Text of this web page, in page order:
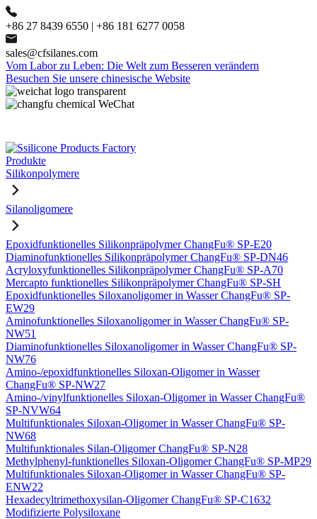
+86 27 8439 6550 | +86 181 6277 0058
sales@cfsilanes.com
Vom Labor zu Leben: Die Welt zum Besseren verändern
Besuchen Sie unsere chinesische Website
Produkte
Silikonpolymere
Silanoligomere
Epoxidfunktionelles Silikonpräpolymer ChangFu® SP-E20
Diaminofunktionelles Silikonpräpolymer ChangFu® SP-DN46
Acryloxyfunktionelles Silikonpräpolymer ChangFu® SP-A70
Mercapto funktionelles Silikonpräpolymer ChangFu® SP-SH
Epoxidfunktionelles Siloxanoligomer in Wasser ChangFu® SP-
EW29
Aminofunktionelles Siloxanoligomer in Wasser ChangFu® SP-
NW51
Diaminofunktionelles Siloxanoligomer in Wasser ChangFu® SP-
NW76
Amino-/epoxidfunktionelles Siloxan-Oligomer in Wasser
ChangFu® SP-NW27
Amino-/vinylfunktionelles Siloxan-Oligomer in Wasser ChangFu®
SP-NVW64
Multifunktionales Siloxan-Oligomer in Wasser ChangFu® SP-
NW68
Multifunktionales Silan-Oligomer ChangFu® SP-N28
Methylphenyl-funktionelles Siloxan-Oligomer ChangFu® SP-MP29
Multifunktionales Siloxan-Oligomer in Wasser ChangFu® SP-
ENW22
Hexadecyltrimethoxysilan-Oligomer ChangFu® SP-C1632
Modifizierte Polysiloxane